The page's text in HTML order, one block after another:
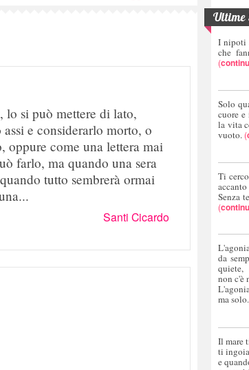
lo si può mettere di lato,
e considerarlo morto, o
oppure come una lettera mai
farlo, ma quando una sera
tutto sembrerà ormai
Santi Cicardo
Ultime
I nipoti
che
(
Solo
cuore
la vita
vuoto. (
Ti
accanto
Senza
(
da
quiete,
non c'è
ma
Il mare
ti
e